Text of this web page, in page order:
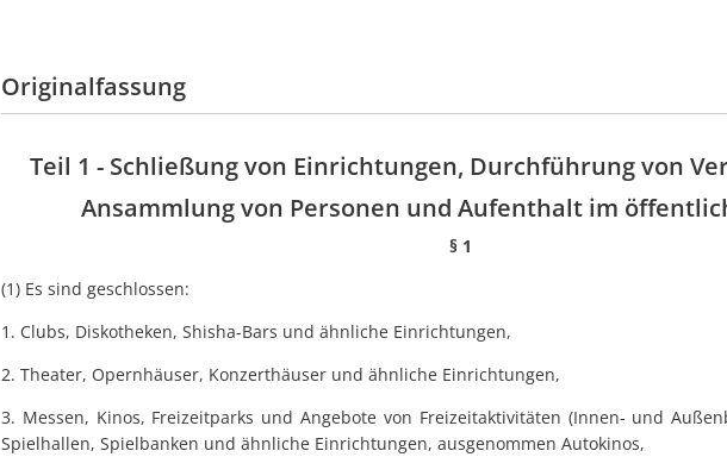
Originalfassung
Teil 1 - Schließung von Einrichtungen, Durchführung von
Ansammlung von Personen und Aufenthalt im
§ 1
(1) Es sind geschlossen:
1. Clubs, Diskotheken, Shisha-Bars und ähnliche Einrichtungen,
2. Theater, Opernhäuser, Konzerthäuser und ähnliche Einrichtungen,
3. Messen, Kinos, Freizeitparks und Angebote von Freizeitaktivitäten (Innen- und
Spielhallen, Spielbanken und ähnliche Einrichtungen, ausgenommen Autokinos,